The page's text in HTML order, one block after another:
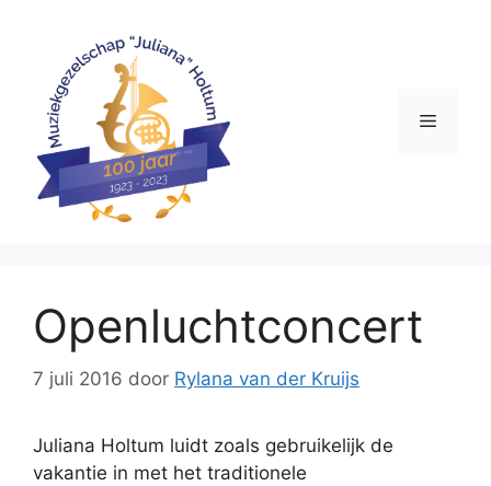
inhoud
Menu
Openluchtconcert
7 juli 2016 door Rylana van der Kruijs
Juliana Holtum luidt zoals gebruikelijk de
vakantie in met het traditionele